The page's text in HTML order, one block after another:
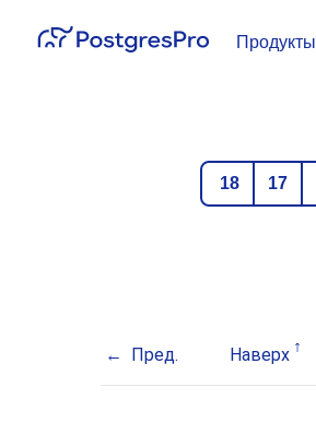
Продукты
18
17
Пред. Наверх